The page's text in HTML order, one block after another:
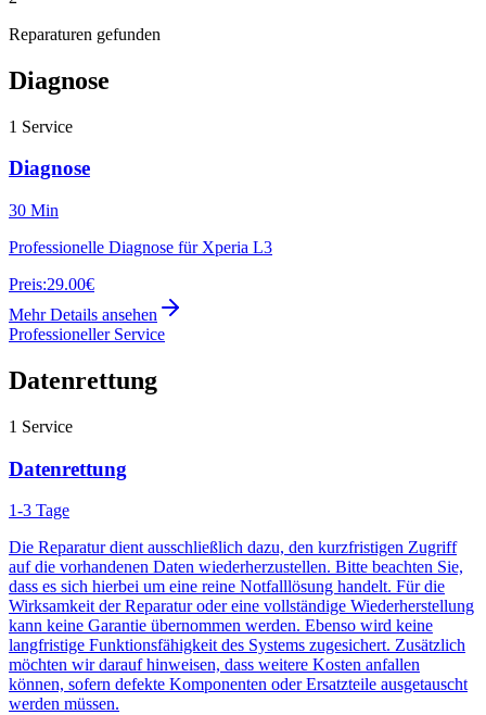
Reparaturen gefunden
Diagnose
1 Service
Diagnose
30 Min
Professionelle Diagnose für Xperia L3
Preis:29.00€
Mehr Details ansehen
Professioneller Service
Datenrettung
1 Service
Datenrettung
1-3 Tage
Die Reparatur dient ausschließlich dazu, den kurzfristigen Zugriff
auf die vorhandenen Daten wiederherzustellen. Bitte beachten Sie,
dass es sich hierbei um eine reine Notfalllösung handelt. Für die
Wirksamkeit der Reparatur oder eine vollständige Wiederherstellung
kann keine Garantie übernommen werden. Ebenso wird keine
langfristige Funktionsfähigkeit des Systems zugesichert. Zusätzlich
möchten wir darauf hinweisen, dass weitere Kosten anfallen
können, sofern defekte Komponenten oder Ersatzteile ausgetauscht
werden müssen.